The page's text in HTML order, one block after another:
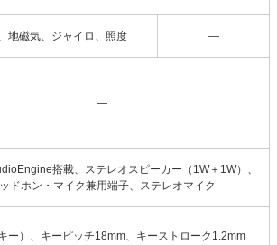
地磁気、ジャイロ、照度 —
—
搭載、ステレオスピーカー（1W＋1W）、
ドホン・マイク兼用端子、ステレオマイク
ー）、キーピッチ18mm、キーストローク1.2mm